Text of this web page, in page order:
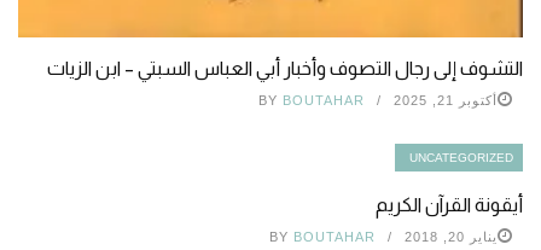
التشوف إلى رجال التصوف وأخبار أبي العباس السبتي – ابن الزيات
أكتوبر 21, 2025 BY BOUTAHAR
UNCATEGORIZED
أيقونة القرآن الكريم
يناير 20, 2018 BY BOUTAHAR